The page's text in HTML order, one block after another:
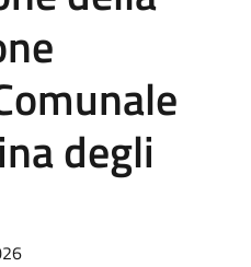
degli